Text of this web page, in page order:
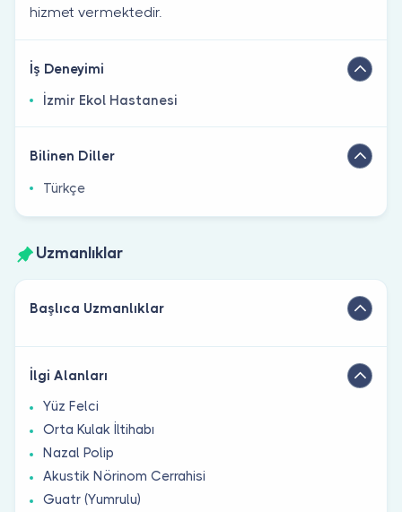
hizmet vermektedir.
İş Deneyimi
İzmir Ekol Hastanesi
Bilinen Diller
Türkçe
Uzmanlıklar
Başlıca Uzmanlıklar
İlgi Alanları
Yüz Felci
Orta Kulak İltihabı
Nazal Polip
Akustik Nörinom Cerrahisi
Guatr (Yumrulu)